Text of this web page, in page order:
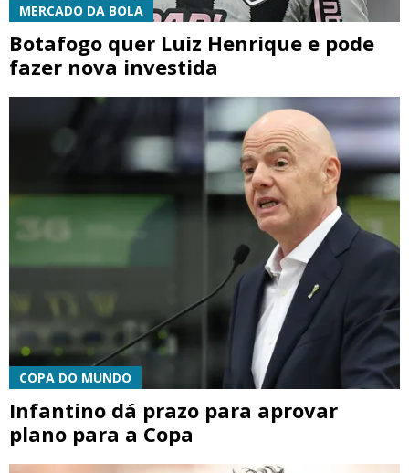
MERCADO DA BOLA
Botafogo quer Luiz Henrique e pode
fazer nova investida
COPA DO MUNDO
Infantino dá prazo para aprovar
plano para a Copa